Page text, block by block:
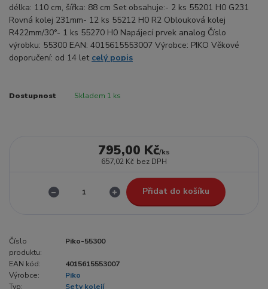
délka: 110 cm, šířka: 88 cm Set obsahuje:- 2 ks 55201 H0 G231
Rovná kolej 231mm- 12 ks 55212 H0 R2 Oblouková kolej
R422mm/30°- 1 ks 55270 H0 Napájecí prvek analog Číslo
výrobku: 55300 EAN: 4015615553007 Výrobce: PIKO Věkové
doporučení: od 14 let celý popis
Dostupnost Skladem 1 ks
795,00 Kč/ks
657,02 Kč bez DPH
Přidat do košíku
Číslo
produktu:
Piko-55300
EAN kód:
4015615553007
Výrobce:
Piko
Typ:
Sety kolejí